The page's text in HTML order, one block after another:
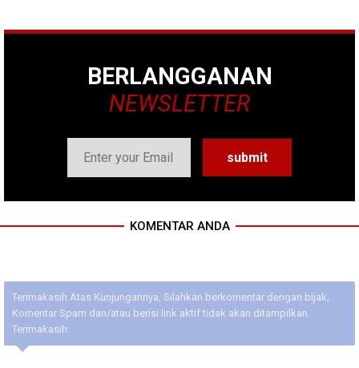
BERLANGGANAN
NEWSLETTER
KOMENTAR ANDA
Terimakasih Atas Kunjungannya, Silahkan berkomentar dengan bijak,
Komentar Spam dan/atau berisi link aktif tidak akan ditampilkan.
Terimakasih.